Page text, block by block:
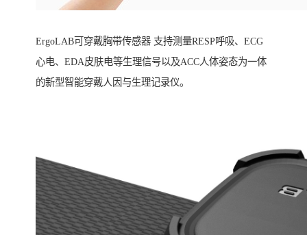
ErgoLAB可穿戴胸带传感器 支持测量RESP呼吸、ECG
心电、EDA皮肤电等生理信号以及ACC人体姿态为一体
的新型智能穿戴人因与生理记录仪。